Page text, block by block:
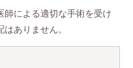
師による適切な手術を受け
ありません。